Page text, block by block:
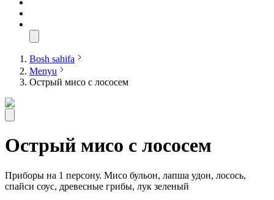
Bosh sahifa
Menyu
Острый мисо с лососем
Острый мисо с лососем
Приборы на 1 персону. Мисо бульон, лапша удон, лосось,
спайси соус, древесные грибы, лук зеленый